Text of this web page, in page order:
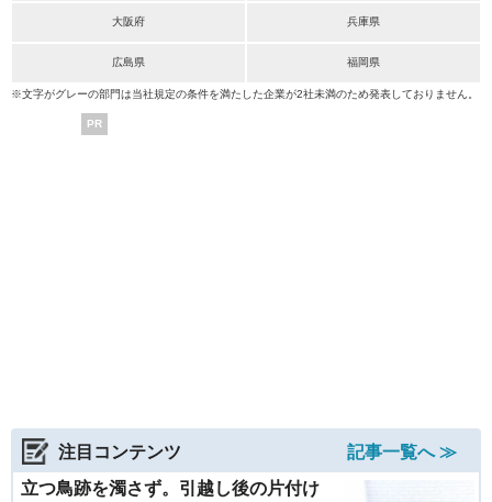
大阪府 兵庫県
広島県 福岡県
※文字がグレーの部門は当社規定の条件を満たした企業が2社未満のため発表しておりません。
PR
注目コンテンツ
記事一覧へ ≫
立つ鳥跡を濁さず。引越し後の片付け